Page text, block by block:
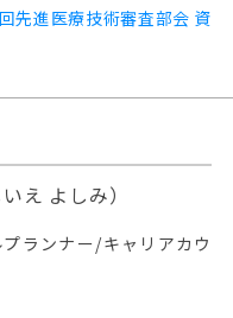
先進医療技術審査部会 資
え よしみ）
ランナー/キャリアカウ